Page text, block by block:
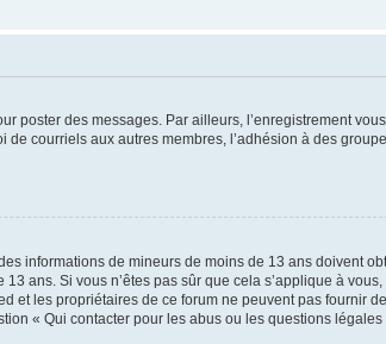
poster des messages. Par ailleurs, l’enregistrement
courriels aux autres membres, l’adhésion à des
informations de mineurs de moins de 13 ans doivent
ans. Si vous n’êtes pas sûr que cela s’applique à
et les propriétaires de ce forum ne peuvent pas fournir
« Qui contacter pour les abus ou les questions légales